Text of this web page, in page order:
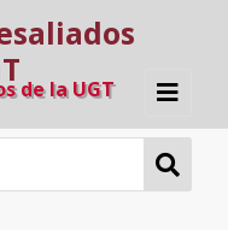
de la UGT